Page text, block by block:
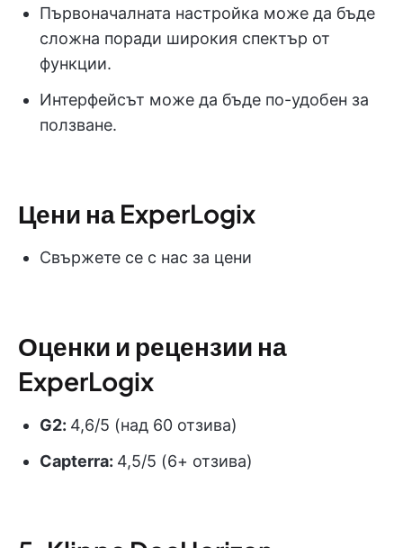
Първоначалната настройка може да бъде
сложна поради широкия спектър от
функции.
Интерфейсът може да бъде по-удобен за
ползване.
Цени на ExperLogix
Свържете се с нас за цени
Оценки и рецензии на
ExperLogix
G2: 4,6/5 (над 60 отзива)
Capterra: 4,5/5 (6+ отзива)